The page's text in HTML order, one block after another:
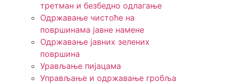
третман и безбедно одлагање
Одржавање чистоће на
површинама јавне намене
Одржавање јавних зелених
површина
Урављање пијацама
Управљање и одржавање гробља